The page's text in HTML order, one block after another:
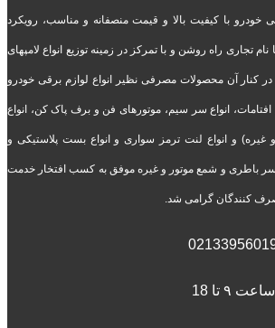
با کیفیت بالا و قیمت منصفانه و مناسب، رویکرد
نام تجاری راه روشن و با تمرکز در زمینه توزیع انواع لامپهای
کنار آن محصولات مصرفی نظیر انواع لوازم برقی خودرو
انواع سر سیم، موتورهای فن و برف پاک کن، انواع
و غیره) و انواع لنت ترمز سواری و انواع بست پلاستیکی و
باطری و شمع موتور و غیره موفق به کسب افتخار خدمت
کنندگان گرامی شد.
۹ تا 18